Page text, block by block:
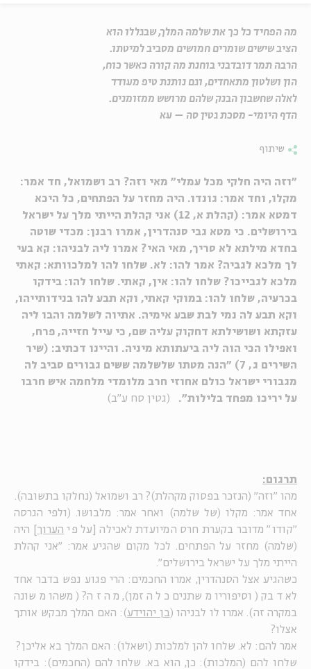
מה הפחיד כל כך את שלמה המלך, שבגללו הוא
הציב שישים שומרים חמושים מסביב למיטתו.
הרבה תמר דובדבני בוחנת מה קורה כאשר כוח,
הון ושלטון מתאחדים, וגם נותנת טיפ מעודד
לאלה שחשבון הבנק שלהם מרושש ממזומנים.
הדף היומי- מסכת גטין סה – עא
שיתוף
"וזה היה חלקי מכל עמלי" מאי וזה? רב ושמואל, חד אמר:
מקלו, וחד אמר: גונדו. היה מחזר על הפתחים, כל היכא
דמטא אמר: (קהלת א, 12) אני קהלת הייתי מלך על ישראל
בירושלים. כי מטא גבי סנהדרין, אמרו רבנן: מכדי שוטה
בחדא מילתא לא סריך, מאי האי? אמרו ליה לבניהו: קא בעי
לך מלכא לגביה? אמר להו: לא. שלחו להו למלכוותא: קאתי
מלכא לגבייכו? שלחו להו: אין, קאתי. שלחו להו: בידקו
בכרעיה, שלחו להו: במוקי קאתי, וקא תבע להו בנידותייהו,
וקא תבע לה נמי לבת שבע אימיה. אתיוה לשלמה והבו ליה
עזקתא ושושילתא דחקוק עליה שם, כי עייל חזייה, פרח,
ואפילו הכי הוה ליה ביעתותא מיניה. והיינו דכתיב: (שיר
השירים ג, 7) "הנה מטתו שלשלמה ששים גבורים סביב לה
מגבורי ישראל כולם אחוזי חרב מלומדי מלחמה איש חרבו
על יריכו מפחד בלילות". (גטין סח ע"ב)
תרגום:
מהו "וזה" (הנזכר בפסוק מקהלת)? רב ושמואל (נחלקו בתשובה).
אחד אמר: מקלו (של שלמה) ואחר אמר: מלבושו. (ולפי הגרסה
"קודו" מדובר בקערת חרס המיועדת לאכילה [על פי הערוך ] היה
(שלמה) מחזר על הפתחים. לכל מקום שהגיע אמר: "אני קהלת
הייתי מלך על ישראל בירושלים".
כשהגיע אצל הסנהדרין, אמרו החכמים: הרי פגוע נפש בדבר אחד
לא דבק (וסיפוריו משתנים כל הזמן), מה זה? (משהו משונה
במקרה זה). אמרו לו לבניהו ( בן יהוידע ): האם המלך מבקש אותך
אצלו?
אמר להם: לא. שלחו להן למלכות (ושאלו): האם המלך בא אליכן?
שלחו להם (המלכות): כן, הוא בא. שלחו להם (החכמים): בידקו